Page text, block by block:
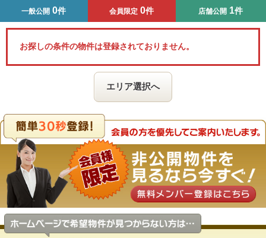
一般公開 0件 会員限定 0件 店舗公開 1件
お探しの条件の物件は登録されておりません。
エリア選択へ